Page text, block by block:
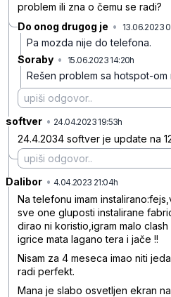
problem ili zna o čemu se radi?
Do onog drugog je • 13.06.2023
Pa mozda nije do telefona.
Soraby • 15.06.2023 14:20h
Rešen problem sa hotspot-
softver • 24.04.2023 19:53h
24.4.2034 softver je update na
Dalibor • 4.04.2023 21:04h
Na telefonu imam
sve one gluposti instalirane
dirao ni koristio,igram malo
igrice mata lagano tera i jače !!
Nisam za 4 meseca imao niti
radi perfekt.
Mana je slabo osvetljen ekran